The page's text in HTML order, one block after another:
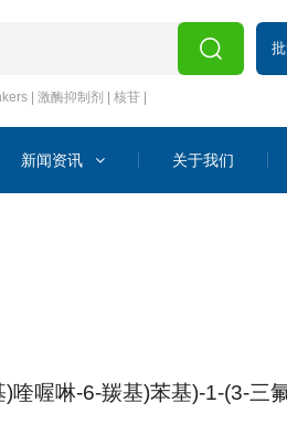
| 激酶抑制剂 | 核苷 |
新闻资讯 关于我们
喹喔啉-6-羰基)苯基)-1-(3-三